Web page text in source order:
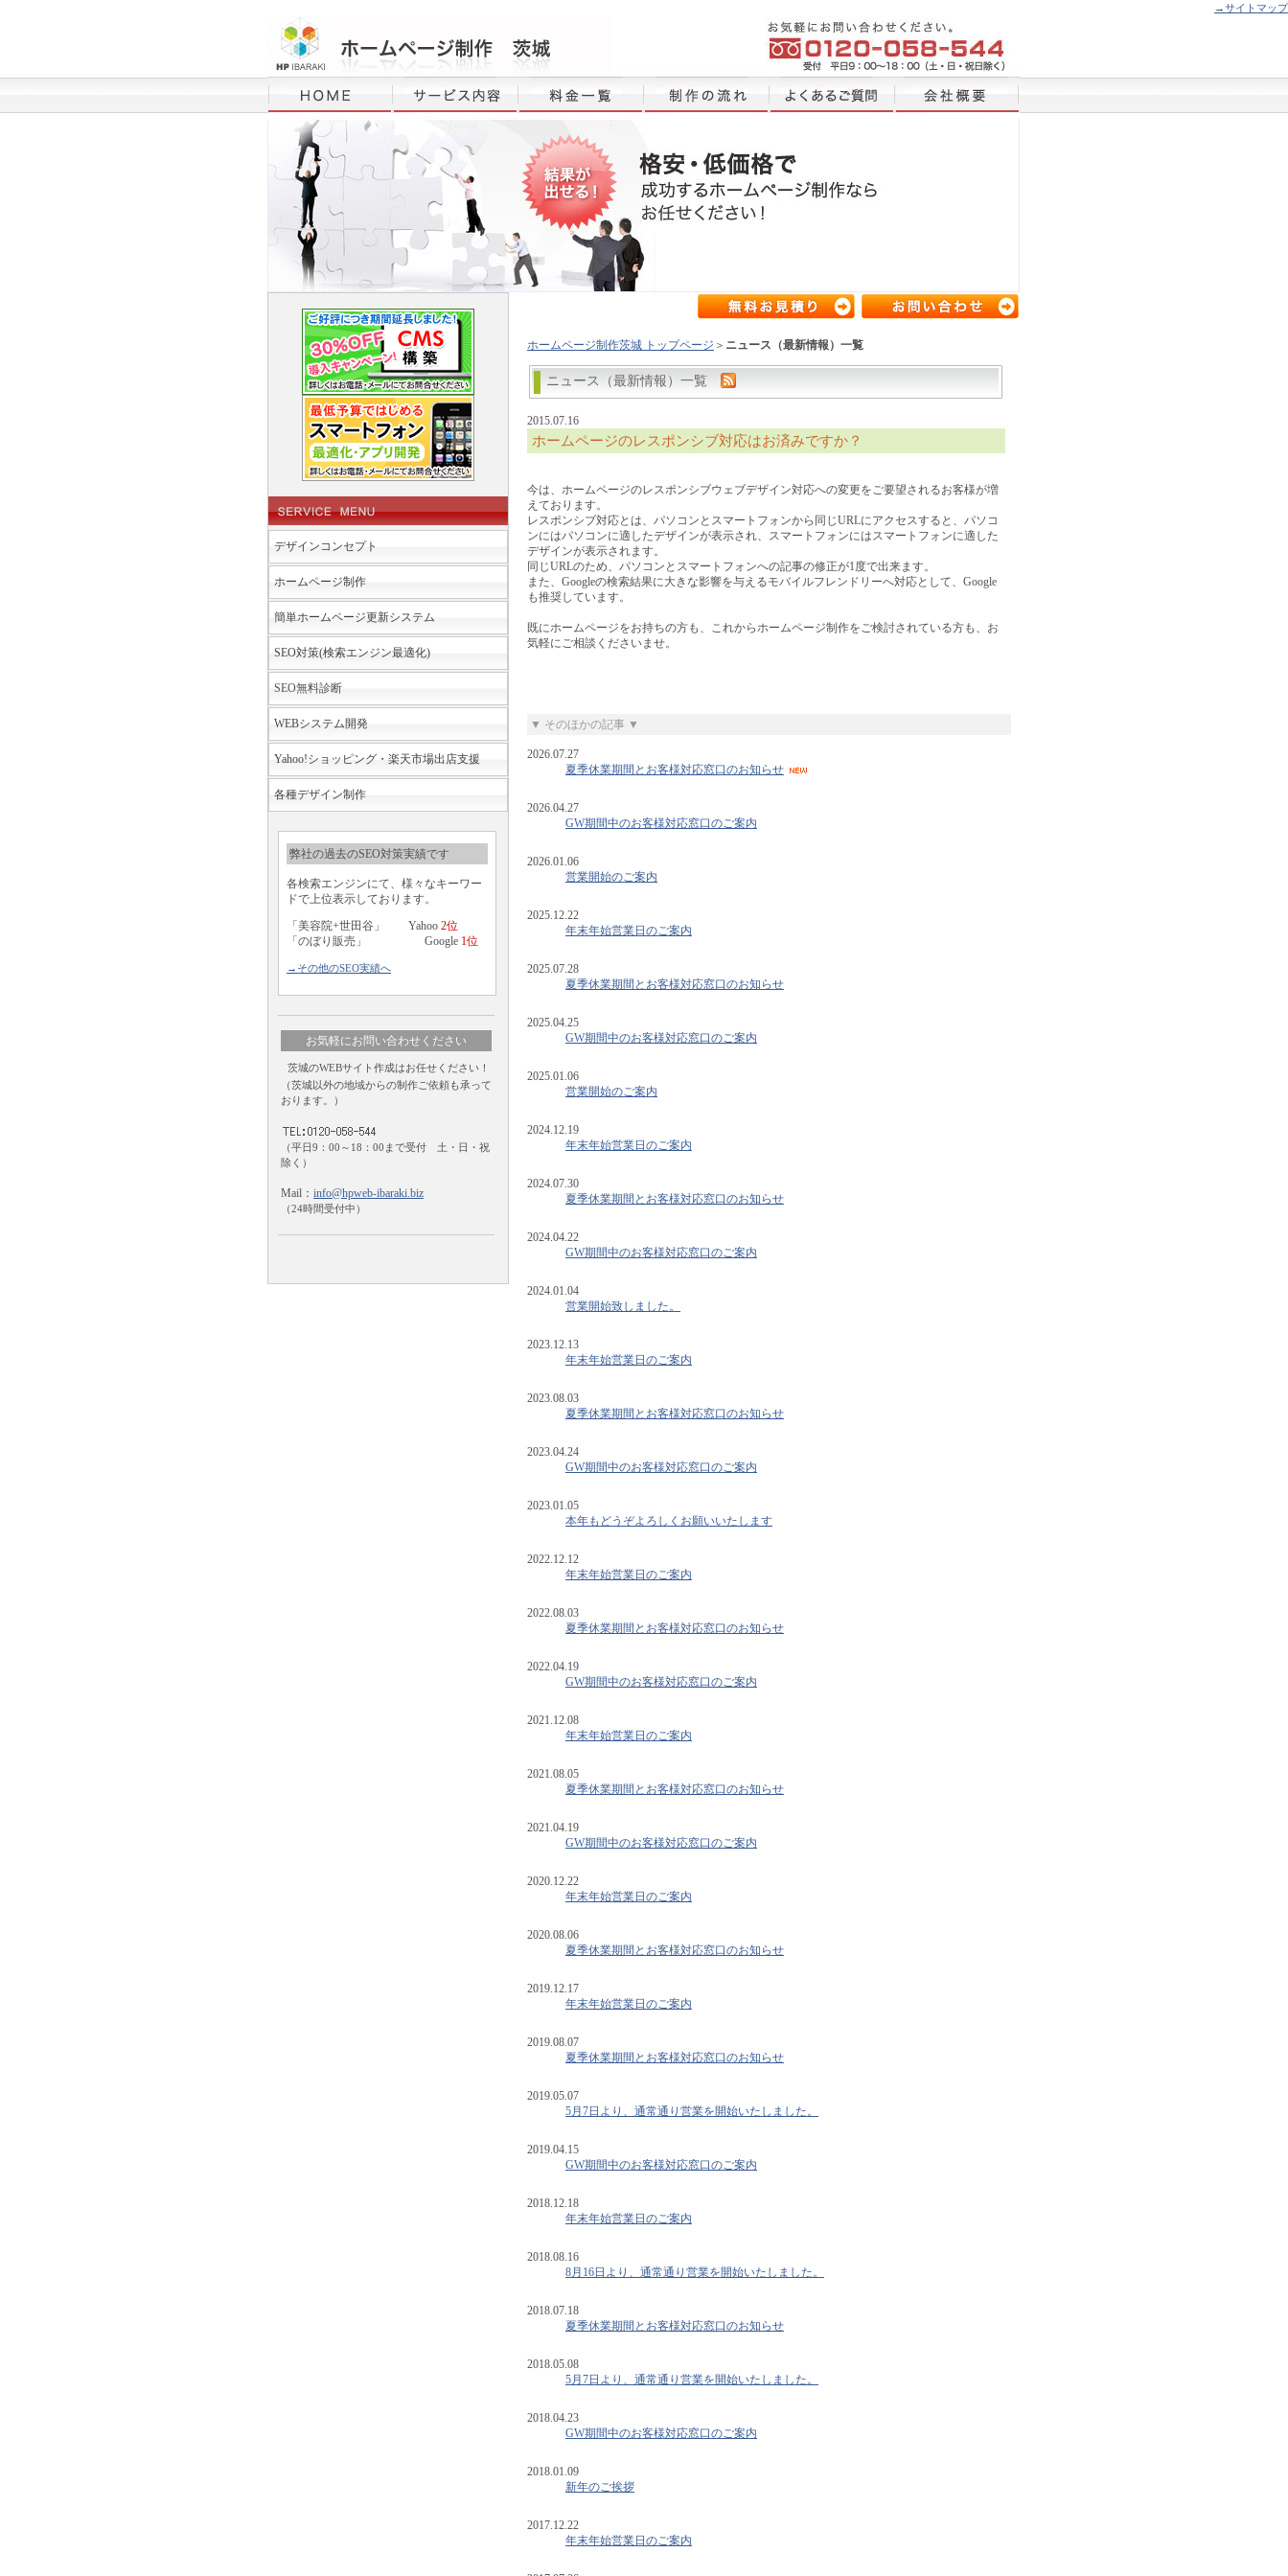
→サイトマップ
デザインコンセプト
ホームページ制作
簡単ホームページ更新システム
SEO対策(検索エンジン最適化)
SEO無料診断
WEBシステム開発
Yahoo!ショッピング・楽天市場出店支援
各種デザイン制作
弊社の過去のSEO対策実績です
各検索エンジンにて、様々なキーワー
ドで上位表示しております。
「美容院+世田谷」 Yahoo 2位
「のぼり販売」 Google 1位
→その他のSEO実績へ
お気軽にお問い合わせください
茨城のWEBサイト作成はお任せください！
（茨城以外の地域からの制作ご依頼も承って
おります。）
（平日9：00～18：00まで受付 土・日・祝
除く）
Mail： info@hpweb-ibaraki.biz
（24時間受付中）
ホームページ制作茨城 トップページ ＞ ニュース（最新情報）一覧
ニュース（最新情報）一覧
2015.07.16
ホームページのレスポンシブ対応はお済みですか？
今は、ホームページのレスポンシブウェブデザイン対応への変更をご要望されるお客様が増
えております。
レスポンシブ対応とは、パソコンとスマートフォンから同じURLにアクセスすると、パソコ
ンにはパソコンに適したデザインが表示され、スマートフォンにはスマートフォンに適した
デザインが表示されます。
同じURLのため、パソコンとスマートフォンへの記事の修正が1度で出来ます。
また、Googleの検索結果に大きな影響を与えるモバイルフレンドリーへ対応として、Google
も推奨しています。
既にホームページをお持ちの方も、これからホームページ制作をご検討されている方も、お
気軽にご相談くださいませ。
▼ そのほかの記事 ▼
2026.07.27
夏季休業期間とお客様対応窓口のお知らせ
2026.04.27
GW期間中のお客様対応窓口のご案内
2026.01.06
営業開始のご案内
2025.12.22
年末年始営業日のご案内
2025.07.28
夏季休業期間とお客様対応窓口のお知らせ
2025.04.25
GW期間中のお客様対応窓口のご案内
2025.01.06
営業開始のご案内
2024.12.19
年末年始営業日のご案内
2024.07.30
夏季休業期間とお客様対応窓口のお知らせ
2024.04.22
GW期間中のお客様対応窓口のご案内
2024.01.04
営業開始致しました。
2023.12.13
年末年始営業日のご案内
2023.08.03
夏季休業期間とお客様対応窓口のお知らせ
2023.04.24
GW期間中のお客様対応窓口のご案内
2023.01.05
本年もどうぞよろしくお願いいたします
2022.12.12
年末年始営業日のご案内
2022.08.03
夏季休業期間とお客様対応窓口のお知らせ
2022.04.19
GW期間中のお客様対応窓口のご案内
2021.12.08
年末年始営業日のご案内
2021.08.05
夏季休業期間とお客様対応窓口のお知らせ
2021.04.19
GW期間中のお客様対応窓口のご案内
2020.12.22
年末年始営業日のご案内
2020.08.06
夏季休業期間とお客様対応窓口のお知らせ
2019.12.17
年末年始営業日のご案内
2019.08.07
夏季休業期間とお客様対応窓口のお知らせ
2019.05.07
5月7日より、通常通り営業を開始いたしました。
2019.04.15
GW期間中のお客様対応窓口のご案内
2018.12.18
年末年始営業日のご案内
2018.08.16
8月16日より、通常通り営業を開始いたしました。
2018.07.18
夏季休業期間とお客様対応窓口のお知らせ
2018.05.08
5月7日より、通常通り営業を開始いたしました。
2018.04.23
GW期間中のお客様対応窓口のご案内
2018.01.09
新年のご挨拶
2017.12.22
年末年始営業日のご案内